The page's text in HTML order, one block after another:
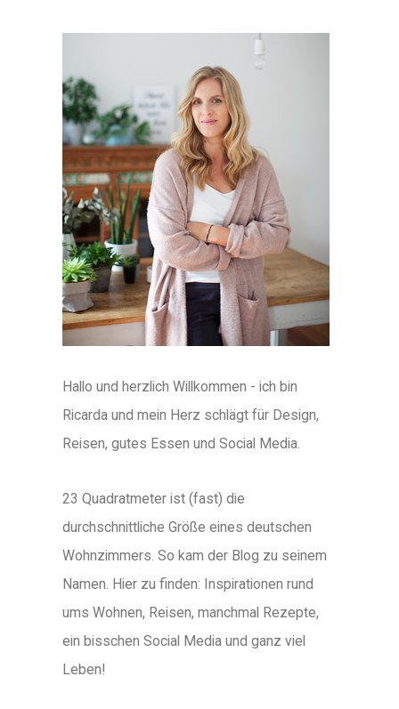
Hallo und herzlich Willkommen - ich bin
Ricarda und mein Herz schlägt für Design,
Reisen, gutes Essen und Social Media.
23 Quadratmeter ist (fast) die
durchschnittliche Größe eines deutschen
Wohnzimmers. So kam der Blog zu seinem
Namen. Hier zu finden: Inspirationen rund
ums Wohnen, Reisen, manchmal Rezepte,
ein bisschen Social Media und ganz viel
Leben!